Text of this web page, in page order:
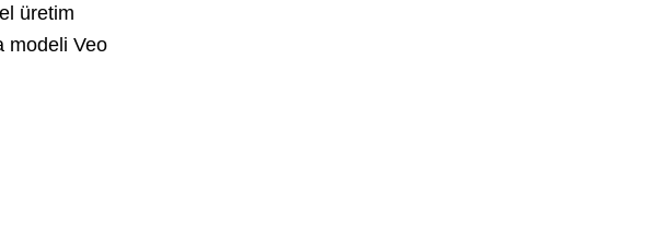
üretim
modeli Veo